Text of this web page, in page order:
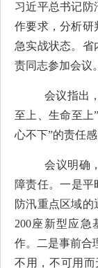
习近平总书记防
作要求，分析研
急实战状态。 省
责同志参加会议。
会议指出
至上、生命至上
心不下”的责任
会议明确
障责任。一是平
防汛重点区域
200座新型应急
作。二是事前合
不用，不可用